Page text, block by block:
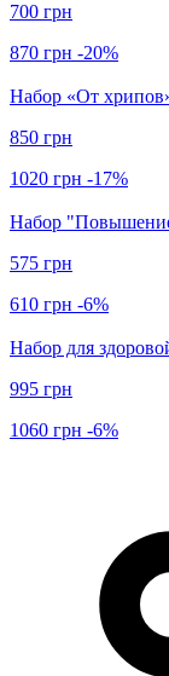
700 грн
870 грн -20%
Набор «От
850 грн
1020 грн -17%
Набор
575 грн
610 грн -6%
Набор для
995 грн
1060 грн -6%